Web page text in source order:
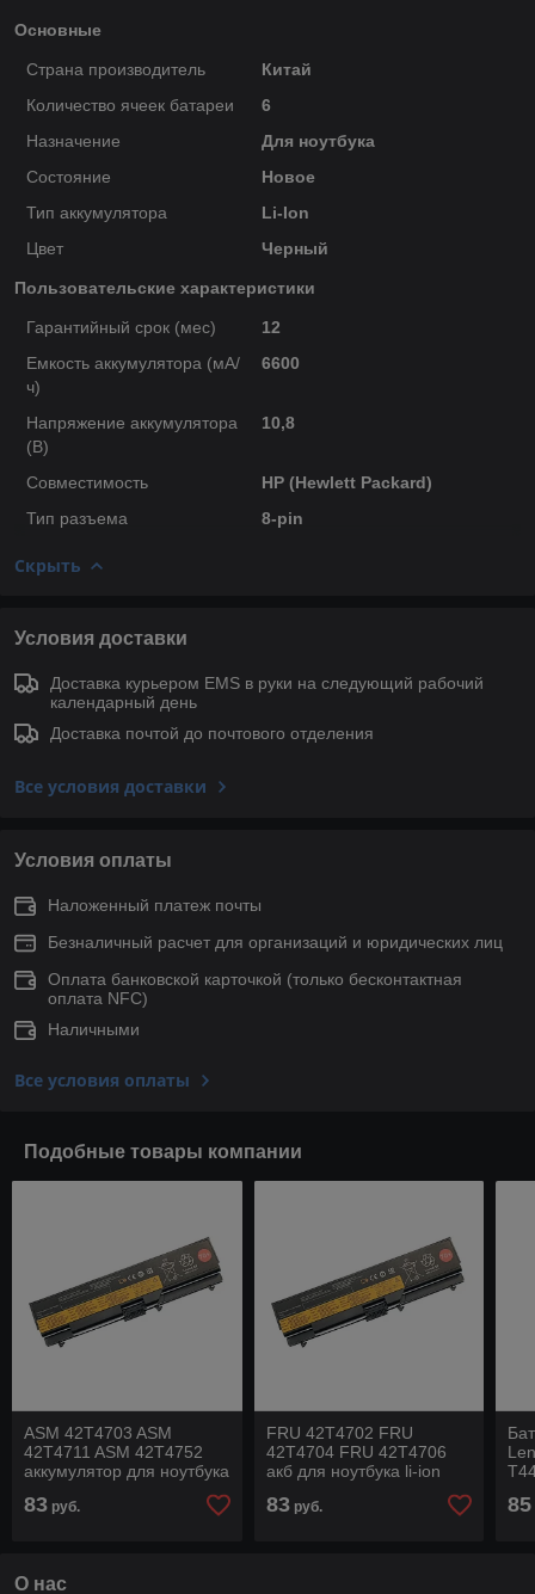
Основные
Страна производитель
Китай
Количество ячеек батареи
6
Назначение
Для ноутбука
Состояние
Новое
Тип аккумулятора
Li-Ion
Цвет
Черный
Пользовательские характеристики
Гарантийный срок (мес)
12
Емкость аккумулятора (мА/
ч)
6600
Напряжение аккумулятора
(В)
10,8
Совместимость
HP (Hewlett Packard)
Тип разъема
8-pin
Скрыть
Условия доставки
Доставка курьером EMS в руки на следующий рабочий
календарный день
Доставка почтой до почтового отделения
Все условия доставки
Условия оплаты
Наложенный платеж почты
Безналичный расчет для организаций и юридических лиц
Оплата банковской карточкой (только беcконтактная
оплата NFC)
Наличными
Все условия оплаты
Подобные товары компании
ASM 42T4703 ASM
42T4711 ASM 42T4752
аккумулятор для ноутбука
черный
83 руб.
FRU 42T4702 FRU
42T4704 FRU 42T4706
акб для ноутбука li-ion
83руб. 85
О нас